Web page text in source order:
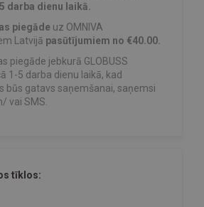
darba dienu laikā.
piegāde uz OMNIVA
Latvijā pasūtījumiem no €40.00.
piegāde jebkurā GLOBUSS
1-5 darba dienu laikā, kad
būs gatavs saņemšanai, saņemsi
vai SMS.
tīklos: